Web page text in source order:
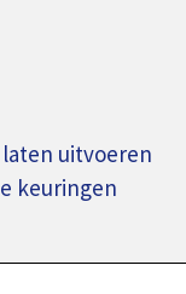
uitvoeren
keuringen